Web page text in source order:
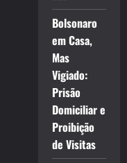
Bolsonaro
em Casa,
Mas
Vigiado:
Prisão
Domiciliar e
Proibição
de Visitas